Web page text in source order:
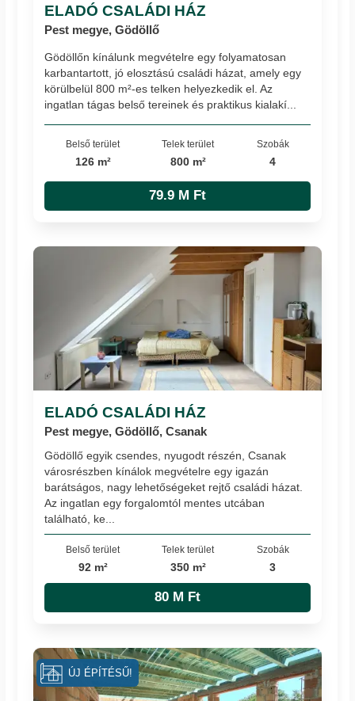
ELADÓ CSALÁDI HÁZ
Pest megye, Gödöllő
Gödöllőn kínálunk megvételre egy folyamatosan
karbantartott, jó elosztású családi házat, amely egy
körülbelül 800 m²-es telken helyezkedik el. Az
ingatlan tágas belső tereinek és praktikus kialakí...
Belső terület
126 m²
Telek terület
800 m²
Szobák
4
79.9 M Ft
ELADÓ CSALÁDI HÁZ
Pest megye, Gödöllő, Csanak
Gödöllő egyik csendes, nyugodt részén, Csanak
városrészben kínálok megvételre egy igazán
barátságos, nagy lehetőségeket rejtő családi házat.
Az ingatlan egy forgalomtól mentes utcában
található, ke...
Belső terület
92 m²
Telek terület
350 m²
Szobák
3
80 M Ft
ÚJ ÉPÍTÉSŰ!